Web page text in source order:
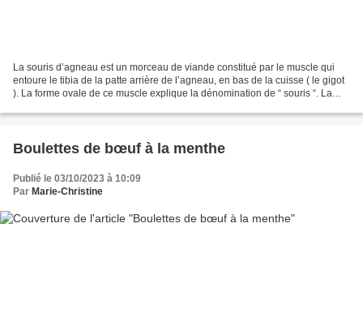
La souris d’agneau est un morceau de viande constitué par le muscle qui
entoure le tibia de la patte arrière de l’agneau, en bas de la cuisse ( le gigot
). La forme ovale de ce muscle explique la dénomination de “ souris “. La
Boulettes de bœuf à la menthe
Publié le 03/10/2023 à 10:09
Par Marie-Christine